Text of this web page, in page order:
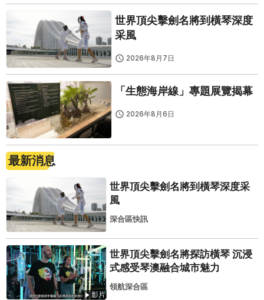
世界頂尖擊劍名將到橫琴深度
采風
2026年8月7日
「生態海岸線」專題展覽揭幕
2026年8月6日
最新消息
世界頂尖擊劍名將到橫琴深度采
風
深合區快訊
影片
世界頂尖擊劍名將探訪橫琴 沉浸
式感受琴澳融合城市魅力
領航深合區